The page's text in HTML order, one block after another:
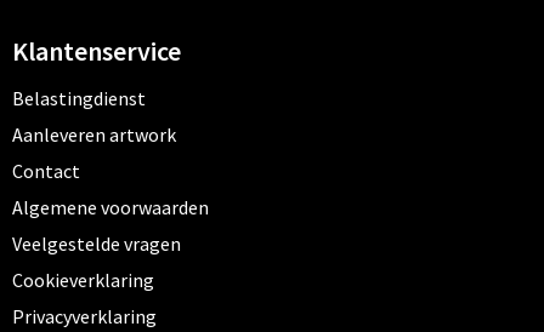
Klantenservice
Belastingdienst
Aanleveren artwork
Contact
Algemene voorwaarden
Veelgestelde vragen
Cookieverklaring
Privacyverklaring